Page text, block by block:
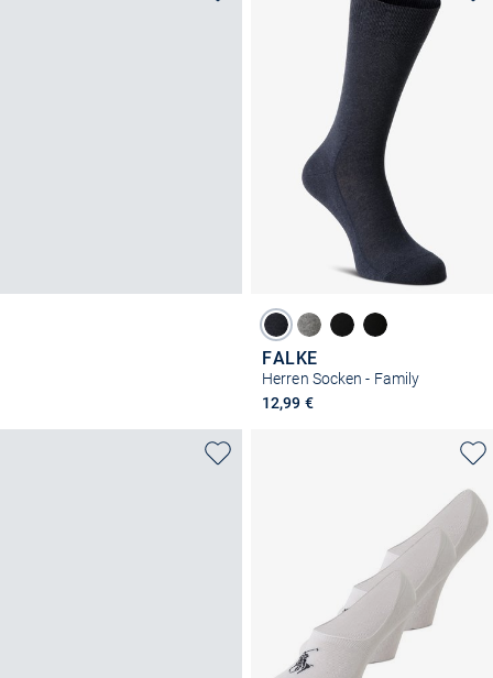
FALKE
Herren Socken - Family
12,99 €